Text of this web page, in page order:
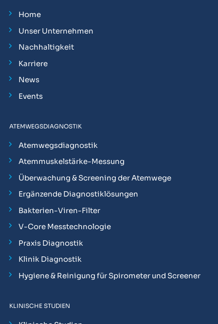
Home
Unser Unternehmen
Nachhaltigkeit
Karriere
News
Events
ATEMWEGSDIAGNOSTIK
Atemwegsdiagnostik
Atemmuskelstärke-Messung
Überwachung & Screening der Atemwege
Ergänzende Diagnostiklösungen
Bakterien-Viren-Filter
V-Core Messtechnologie
Praxis Diagnostik
Klinik Diagnostik
Hygiene & Reinigung für Spirometer und Screener
KLINISCHE STUDIEN